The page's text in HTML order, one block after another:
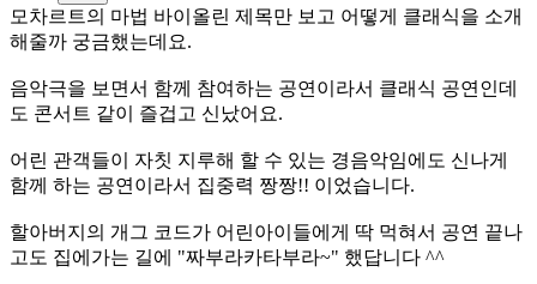
모차르트의 마법 바이올린 제목만 보고 어떻게 클래식을 소개
해줄까 궁금했는데요.
음악극을 보면서 함께 참여하는 공연이라서 클래식 공연인데
도 콘서트 같이 즐겁고 신났어요.
어린 관객들이 자칫 지루해 할 수 있는 경음악임에도 신나게
함께 하는 공연이라서 집중력 짱짱!! 이었습니다.
할아버지의 개그 코드가 어린아이들에게 딱 먹혀서 공연 끝나
고도 집에가는 길에 "짜부라카타부라~" 했답니다 ^^